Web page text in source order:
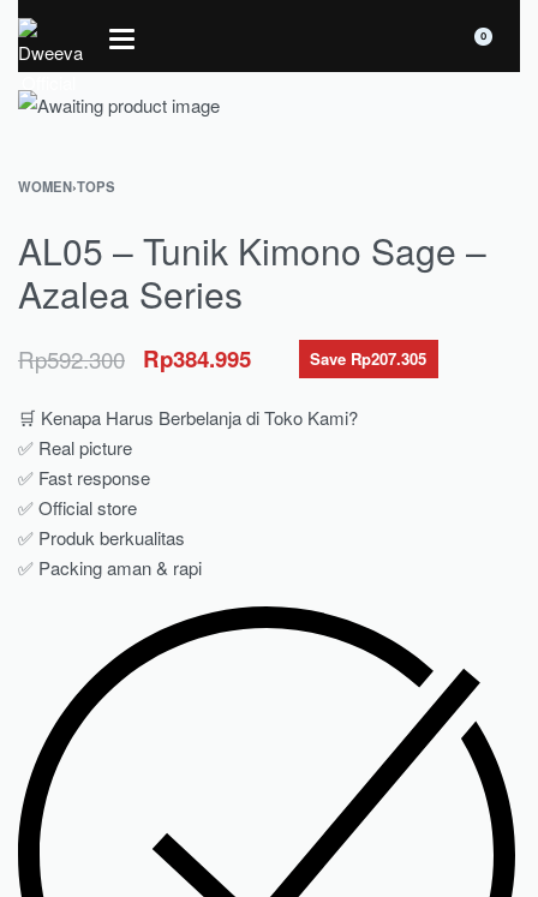
0
WOMEN›TOPS
AL05 – Tunik Kimono Sage –
Azalea Series
Rp592.300 Rp384.995 Save Rp207.305
🛒 Kenapa Harus Berbelanja di Toko Kami?
✅ Real picture
✅ Fast response
✅ Official store
✅ Produk berkualitas
✅ Packing aman & rapi